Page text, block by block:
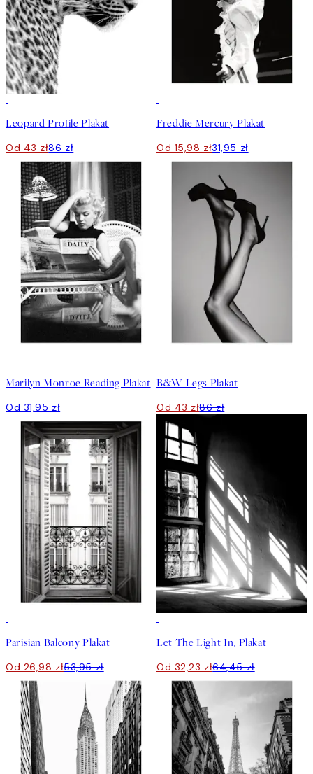
Leopard Profile Plakat
Od 43 zł86 zł
Freddie Mercury Plakat
Od 15,98 zł31,95 zł
Marilyn Monroe Reading Plakat
Od 31,95 zł
B&W Legs Plakat
Od 43 zł86 zł
Parisian Balcony Plakat
Od 26,98 zł53,95 zł
Let The Light In, Plakat
Od 32,23 zł64,45 zł